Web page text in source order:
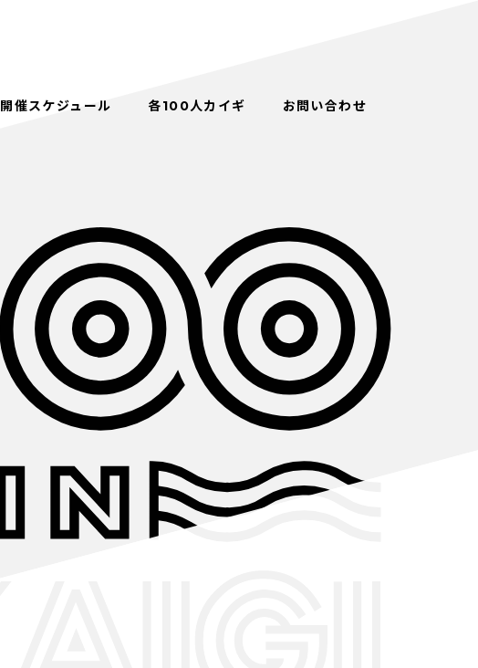
開催スケジュール 各100人カイギ お問い合わせ